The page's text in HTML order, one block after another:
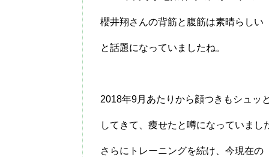
櫻井翔さんの背筋と腹筋は素晴らしい
と話題になっていましたね。
2018年9月あたりから顔つきもシュッ
してきて、痩せたと噂になっていまし
さらにトレーニングを続け、今現在の